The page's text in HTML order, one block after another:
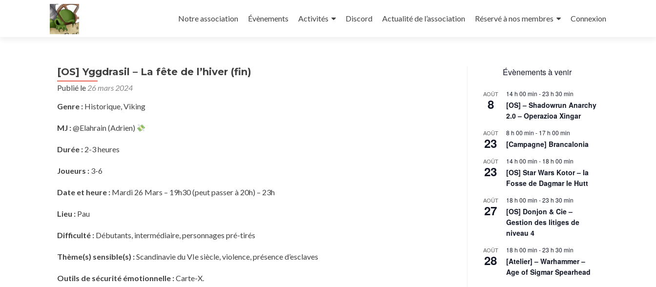
au
Notre association Évènements Activités Discord Actualité de l’association Réservé à nos membres Connexion
[OS] Yggdrasil – La fête de l’hiver (fin)
Publié le 26 mars 2024
Genre : Historique, Viking
MJ :@Elahrain (Adrien)
Durée : 2-3 heures
Joueurs : 3-6
Date et heure : Mardi 26 Mars – 19h30 (peut passer à 20h) – 23h
Lieu : Pau
Difficulté : Débutants, intermédiaire, personnages pré-tirés
Thème(s) sensible(s) :Scandinavie du VIe siècle, violence, présence d’esclaves
Outils de sécurité émotionnelle :Carte-X.
Évènements à venir
AOÛT
8
14 h 00 min -23 h 30 min
[OS] – Shadowrun Anarchy
2.0 – Operazioa Xingar
AOÛT
23
8 h 00 min - 17 h 00 min
[Campagne] Brancalonia
AOÛT
23
14 h 00 min - 18 h 00 min
[OS] Star Wars Kotor – la
Fosse de Dagmar le Hutt
AOÛT
27
18 h 00 min -23 h 30 min
[OS] Donjon & Cie –
Gestion des litiges de
niveau 4
AOÛT
28
18 h 00 min -23 h 30 min
[Atelier] – Warhammer –
Age of Sigmar Spearhead